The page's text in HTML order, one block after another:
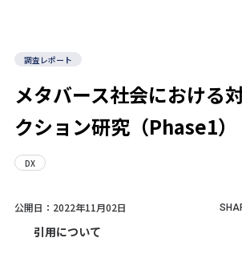
調査レポート
メタバース社会における
クション研究（Phase1）
DX
公開日： 2022年11月02日
引用について